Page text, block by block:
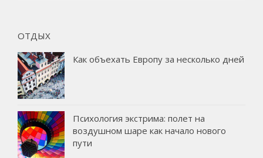
ОТДЫХ
Как объехать Европу за несколько дней
Психология экстрима: полет на
воздушном шаре как начало нового
пути